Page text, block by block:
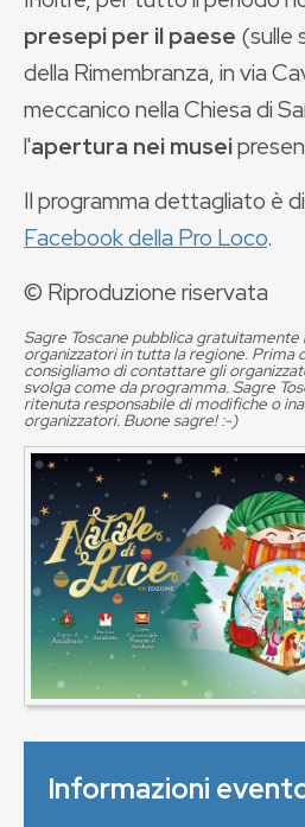
presepi per il paese (sulle
della Rimembranza, in via
meccanico nella Chiesa di
l'apertura nei musei
Il programma dettagliato è
Facebook della Pro Loco.
© Riproduzione riservata
Sagre Toscane pubblica gratuitamente
organizzatori in tutta la regione. Prima
consigliamo di contattare gli
svolga come da programma. Sagre
ritenuta responsabile di modifiche o
organizzatori. Buone sagre! :-)
Informazioni